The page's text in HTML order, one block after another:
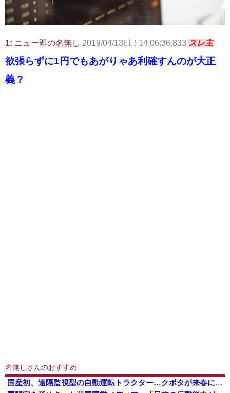
1: ニュー即の名無し 2019/04/13(土) 14:06:36.833 スレ主
欲張らずに1円でもあがりゃあ利確すんのが大正
義？
名無しさんのおすすめ
国産初、遠隔監視型の自動運転トラクター…クボタが来春に発売！